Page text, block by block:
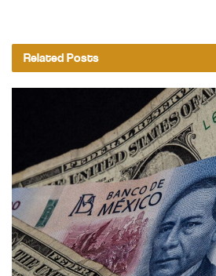
Related Posts